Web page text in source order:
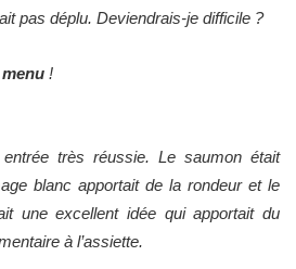
pas déplu. Deviendrais-je difficile ?
!
très réussie. Le saumon était
blanc apportait de la rondeur et le
une excellent idée qui apportait du
à l’assiette.